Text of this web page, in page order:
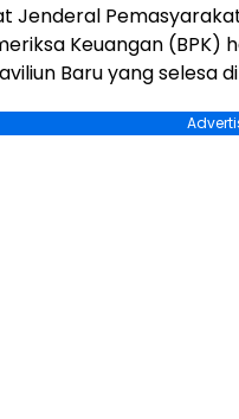
Jenderal
Keuangan (BPK)
Baru yang selesa